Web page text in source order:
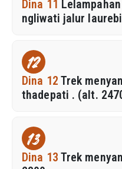
Dina 11
ngliwati jalur
12
Dina 12 Trek
thadepati . (alt.
13
Dina 13 Trek